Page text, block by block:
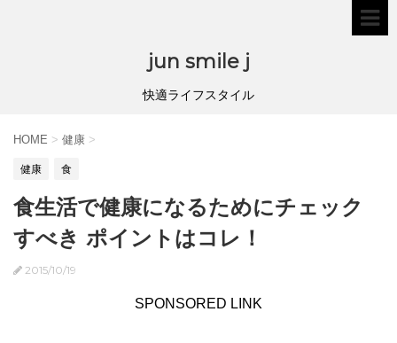
jun smile j
快適ライフスタイル
HOME > 健康 >
健康 食
食生活で健康になるためにチェック
すべき ポイントはコレ！
2015/10/19
SPONSORED LINK